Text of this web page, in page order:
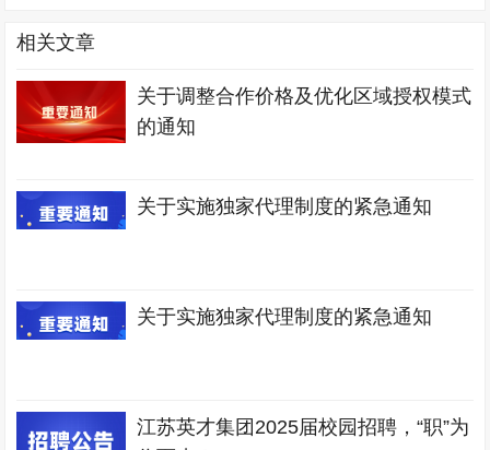
相关文章
关于调整合作价格及优化区域授权模式
的通知
关于实施独家代理制度的紧急通知
关于实施独家代理制度的紧急通知
江苏英才集团2025届校园招聘，“职”为